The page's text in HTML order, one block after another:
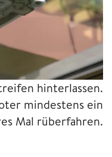
hinterlassen.
mindestens ein
Mal rüberfahren.